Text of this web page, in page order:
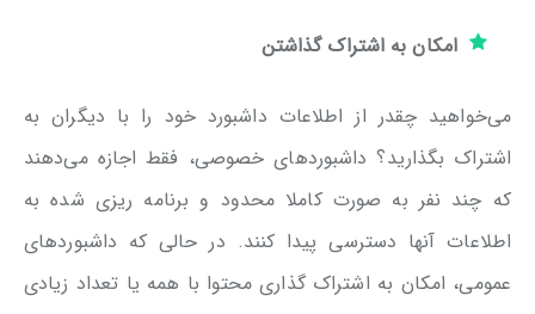
امکان به اشتراک گذاشتن
می‌خواهید چقدر از اطلاعات داشبورد خود را با دیگران به
اشتراک بگذارید؟ داشبوردهای خصوصی، فقط اجازه می‌دهند
که چند نفر به صورت کاملا محدود و برنامه ریزی شده به
اطلاعات آنها دسترسی پیدا کنند. در حالی که داشبوردهای
عمومی‌، امکان به اشتراک گذاری محتوا با همه یا تعداد زیادی